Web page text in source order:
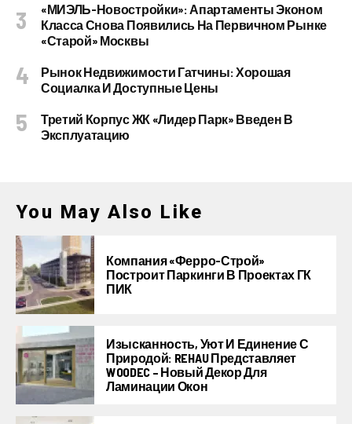
«МИЭЛЬ-Новостройки»: Апартаменты Эконом
Класса Снова Появились На Первичном Рынке
«старой» Москвы
Рынок Недвижимости Гатчины: Хорошая
Социалка И Доступные Цены
Третий Корпус ЖК «Лидер Парк» Введен В
Эксплуатацию
You May Also Like
Компания «Ферро-Строй»
Построит Паркинги В Проектах ГК
ПИК
Изысканность, Уют И Единение С
Природой: REHAU Представляет
WOODEC – Новый Декор Для
Ламинации Окон